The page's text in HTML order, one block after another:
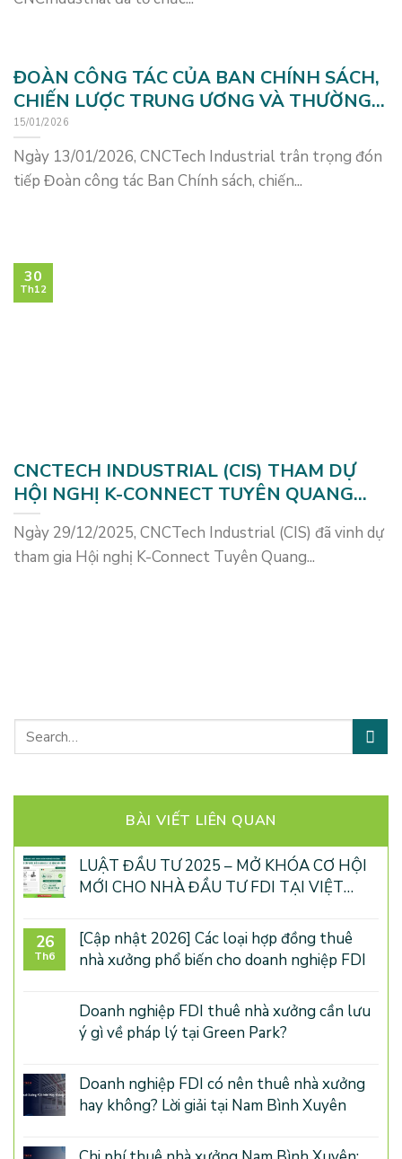
ĐOÀN CÔNG TÁC CỦA BAN CHÍNH SÁCH,
CHIẾN LƯỢC TRUNG ƯƠNG VÀ THƯỜNG
TRỰC TỈNH UỶ TỈNH PHÚ THỌ THAM
QUAN & LÀM VIỆC TẠI KCN NAM BÌNH
XUYÊN GREEN PARK
15/01/2026
Ngày 13/01/2026, CNCTech Industrial trân trọng đón
tiếp Đoàn công tác Ban Chính sách, chiến...
CNCTECH INDUSTRIAL (CIS) THAM DỰ
HỘI NGHỊ K-CONNECT TUYÊN QUANG
2025
Ngày 29/12/2025, CNCTech Industrial (CIS) đã vinh dự
tham gia Hội nghị K-Connect Tuyên Quang...
30
Th12
BÀI VIẾT LIÊN QUAN
LUẬT ĐẦU TƯ 2025 – MỞ KHÓA CƠ HỘI
MỚI CHO NHÀ ĐẦU TƯ FDI TẠI VIỆT
26
Th6
[Cập nhật 2026] Các loại hợp đồng thuê
nhà xưởng phổ biến cho doanh nghiệp FDI
Doanh nghiệp FDI thuê nhà xưởng cần lưu
ý gì về pháp lý tại Green Park?
Doanh nghiệp FDI có nên thuê nhà xưởng
hay không? Lời giải tại Nam Bình Xuyên